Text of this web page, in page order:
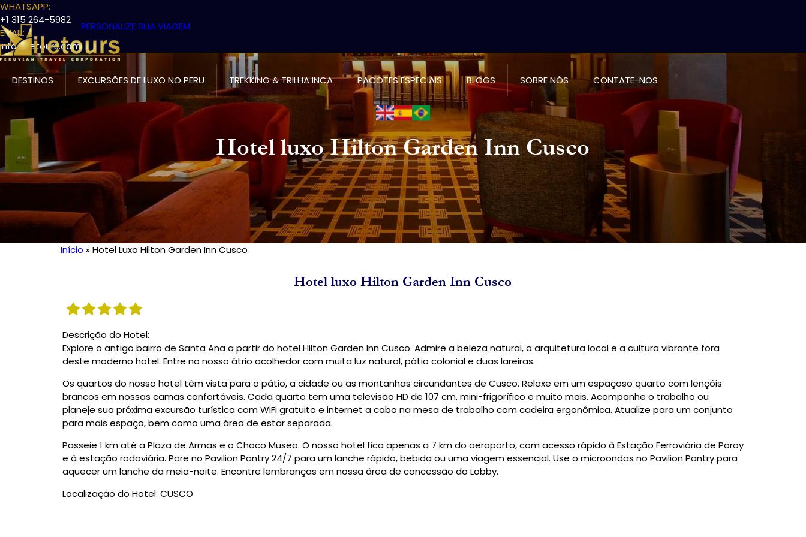
WHATSAPP:
+1 315 264-5982
EMAIL:
info@iletours.com
PERSONALIZE SUA VIAGEM
DESTINOS EXCURSÕES DE LUXO NO PERU TREKKING & TRILHA INCA PACOTES ESPECIAIS BLOGS SOBRE NÓS CONTATE-NOS
Hotel luxo Hilton Garden Inn Cusco
Início Hotel Luxo Hilton Garden Inn Cusco
Hotel luxo Hilton Garden Inn Cusco
Descrição do Hotel:
Explore o antigo bairro de Santa Ana a partir do hotel Hilton Garden Inn Cusco. Admire a beleza natural, a arquitetura local e a cultura vibrante fora
deste moderno hotel. Entre no nosso átrio acolhedor com muita luz natural, pátio colonial e duas lareiras.
Os quartos do nosso hotel têm vista para o pátio, a cidade ou as montanhas circundantes de Cusco. Relaxe em um espaçoso quarto com lençóis
brancos em nossas camas confortáveis. Cada quarto tem uma televisão HD de 107 cm, mini-frigorífico e muito mais. Acompanhe o trabalho ou
planeje sua próxima excursão turística com WiFi gratuito e internet a cabo na mesa de trabalho com cadeira ergonômica. Atualize para um conjunto
para mais espaço, bem como uma área de estar separada.
Passeie 1 km até a Plaza de Armas e o Choco Museo. O nosso hotel fica apenas a 7 km do aeroporto, com acesso rápido à Estação Ferroviária de Poroy
e à estação rodoviária. Pare no Pavilion Pantry 24/7 para um lanche rápido, bebida ou uma viagem essencial. Use o microondas no Pavilion Pantry para
aquecer um lanche da meia-noite. Encontre lembranças em nossa área de concessão do Lobby.
Localização do Hotel: CUSCO